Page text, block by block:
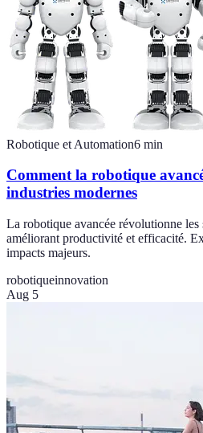
Robotique et Automation6 min
Comment la robotique
industries modernes
La robotique avancée révolutionne les
améliorant productivité et efficacité.
impacts majeurs.
robotiqueinnovation
Aug 5